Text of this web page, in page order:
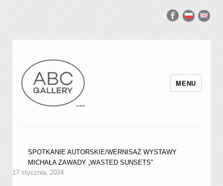
MENU
SPOTKANIE AUTORSKIE/WERNISAŻ WYSTAWY
MICHAŁA ZAWADY „WASTED SUNSETS”
17 stycznia, 2024